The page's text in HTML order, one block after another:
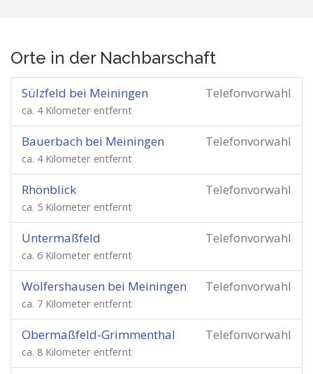
Orte in der Nachbarschaft
Telefonvorwahl
Sülzfeld bei Meiningen
ca. 4 Kilometer entfernt
Telefonvorwahl
Bauerbach bei Meiningen
ca. 4 Kilometer entfernt
Telefonvorwahl
Rhönblick
ca. 5 Kilometer entfernt
Telefonvorwahl
Untermaßfeld
ca. 6 Kilometer entfernt
Telefonvorwahl
Wölfershausen bei Meiningen
ca. 7 Kilometer entfernt
Telefonvorwahl
Obermaßfeld-Grimmenthal
ca. 8 Kilometer entfernt